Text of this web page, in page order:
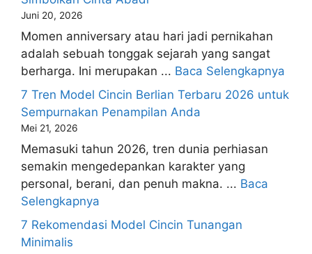
Juni 20, 2026
Momen anniversary atau hari jadi pernikahan
adalah sebuah tonggak sejarah yang sangat
berharga. Ini merupakan ... Baca Selengkapnya
7 Tren Model Cincin Berlian Terbaru 2026 untuk
Sempurnakan Penampilan Anda
Mei 21, 2026
Memasuki tahun 2026, tren dunia perhiasan
semakin mengedepankan karakter yang
personal, berani, dan penuh makna. ... Baca
Selengkapnya
7 Rekomendasi Model Cincin Tunangan
Minimalis